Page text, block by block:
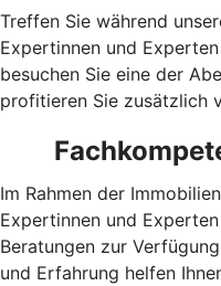
Treffen Sie während
Expertinnen und
besuchen Sie eine der
profitieren Sie zusätzlich
Im Rahmen der
Expertinnen und
Beratungen zur
und Erfahrung helfen